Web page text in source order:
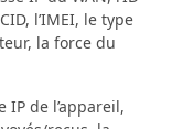
l’IMEI, le type
la force du
IP de l’appareil,